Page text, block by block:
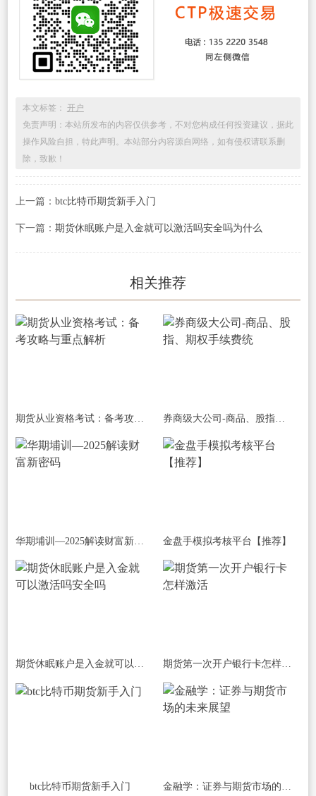
本文标签： 开户
免责声明：本站所发布的内容仅供参考，不对您构成任何投资建议，据此
操作风险自担，特此声明。本站部分内容源自网络，如有侵权请联系删
除，致歉！
上一篇： btc比特币期货新手入门
下一篇： 期货休眠账户是入金就可以激活吗安全吗为什么
相关推荐
期货从业资格考试：备考攻略与重点解析 券商级大公司-商品、股指、期权手续费统
华期埔训—2025解读财富新密码 金盘手模拟考核平台【推荐】
期货休眠账户是入金就可以激活吗安全吗 期货第一次开户银行卡怎样激活
btc比特币期货新手入门 金融学：证券与期货市场的未来展望